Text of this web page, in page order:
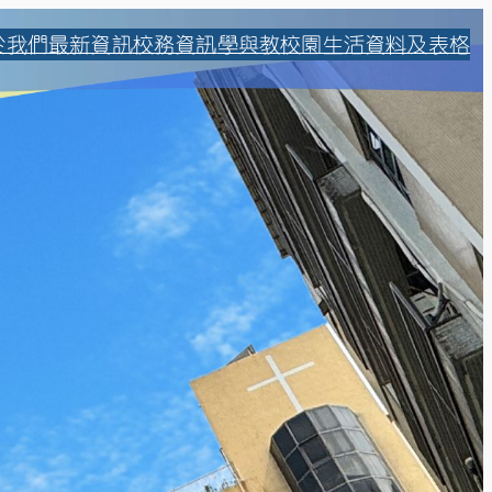
我們最新資訊校務資訊學與教校園生活資料及表格